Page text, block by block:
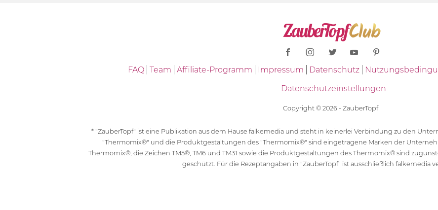
FAQ Team Affiliate-Programm Impressum Datenschutz
Datenschutzeinstellungen
Copyright © 2026 - ZauberTopf
* "ZauberTopf" ist eine Publikation aus dem Hause falkemedia und steht in keinerlei Verbindung zu den
"Thermomix®" und die Produktgestaltungen des "Thermomix®" sind eingetragene Marken der
Thermomix®, die Zeichen TM5®, TM6 und TM31 sowie die Produktgestaltungen des Thermomix® sind
geschützt. Für die Rezeptangaben in "ZauberTopf" ist ausschließlich falkemedia